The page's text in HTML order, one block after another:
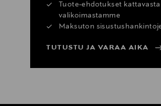
Tuote-ehdotukset kattavasta
valikoimastamme
Maksuton
TUTUSTU JA VARAA AIKA